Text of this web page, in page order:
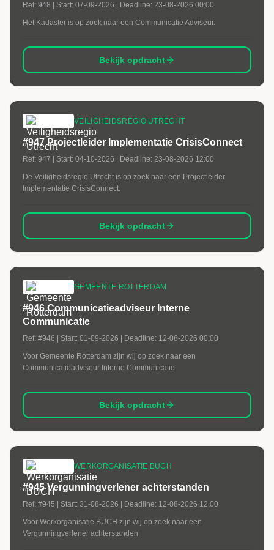
Ref: 948 | Start: 07-09-2026 | Deadline: 23-08-2026 00:00
Het Kadaster is op zoek naar een Communicatie Adviseur.
Bekijk opdracht
VEILIGHEIDSREGIO UTRECHT
#947 Projectleider Implementatie CrisisConnect
Ref: 947 | Start: 04-10-2026 | Deadline: 23-08-2026 12:00
De Veiligheidsregio Utrecht is op zoek naar een Projectleider
Implementatie CrisisConnect.
Bekijk opdracht
GEMEENTE ROTTERDAM
#946 Communicatieadviseur Interne
Communicatie
Ref: #946 | Start: 01-09-2026 | Deadline: 12-08-2026 00:00
Voor Gemeente Rotterdam zijn wij op zoek naar een
Communicatieadviseur Interne Communicatie
Bekijk opdracht
WERKORGANISATIE BUCH
#945 Vergunningverlener achterstanden
Ref: #945 | Start: 31-08-2026 | Deadline: 12-08-2026 12:00
Voor Werkorganisatie BUCH zijn wij op zoek naar een
Vergunningverlener achterstanden